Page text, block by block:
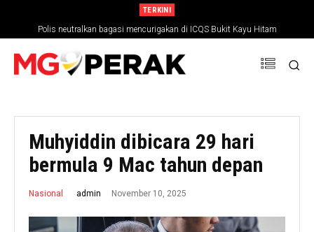
TERKINI
Polis neutralkan bagasi mencurigakan di ICQS Bukit Kayu Hitam
Dua suspek culik maut berbalas tembakan dengan polis di Alor Setar
Muhyiddin dibicara 29 hari
bermula 9 Mac tahun depan
Nasional admin November 10, 2025